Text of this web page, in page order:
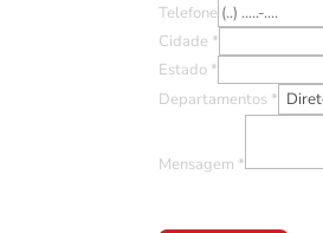
Telefone
Cidade *
Estado *
Departamentos *
Mensagem *